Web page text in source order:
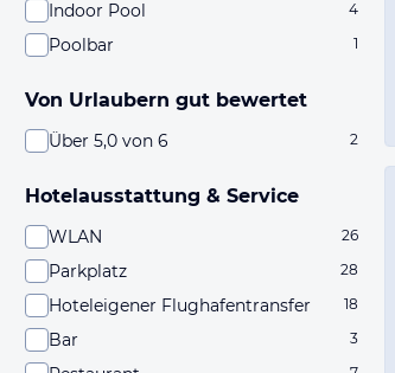
Indoor Pool 4
Poolbar 1
Von Urlaubern gut bewertet
Über 5,0 von 6 2
Hotelausstattung & Service
WLAN 26
Parkplatz 28
Hoteleigener Flughafentransfer 18
Bar 3